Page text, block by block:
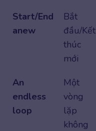
Start/End
anew
Bắt
đầu/Kết
thúc
mới
An
endless
loop
Một
vòng
lặp
không